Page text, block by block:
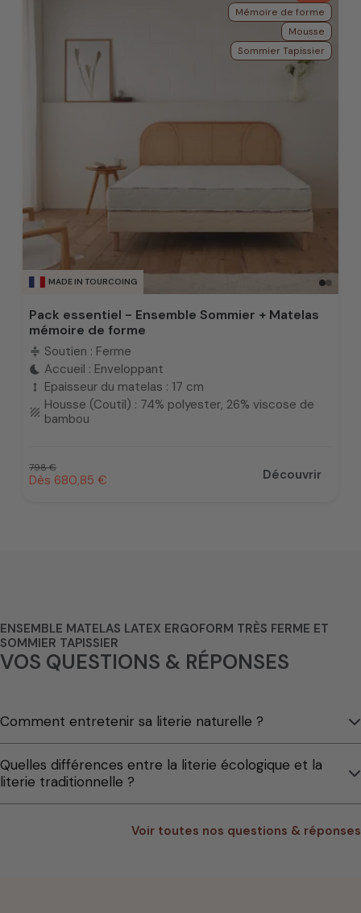
MADE IN TOURCOING
Mémoire de forme
Mousse
Sommier Tapissier
Pack essentiel - Ensemble Sommier + Matelas
mémoire de forme
compress Soutien : Ferme
bedtime Accueil : Enveloppant
height Epaisseur du matelas : 17 cm
texture Housse (Coutil) : 74% polyester, 26% viscose de
bambou
Prix habituel
798 €
Prix promotionnel
Dès 680,85 € Découvrir
ENSEMBLE MATELAS LATEX ERGOFORM TRÈS FERME ET
SOMMIER TAPISSIER
VOS QUESTIONS & RÉPONSES
Comment entretenir sa literie naturelle ?
Quelles différences entre la literie écologique et la
literie traditionnelle ?
Voir toutes nos questions & réponses